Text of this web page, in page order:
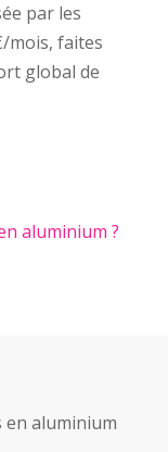
par les
mois, faites
global de